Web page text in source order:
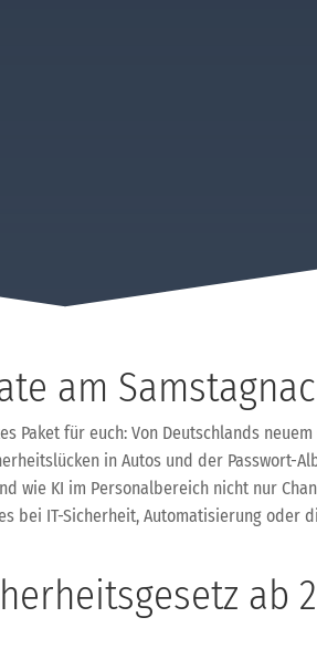
am
für euch: Von Deutschlands
in Autos und der Passwort-
wie KI im Personalbereich nicht nur
bei IT-Sicherheit, Automatisierung oder
ab